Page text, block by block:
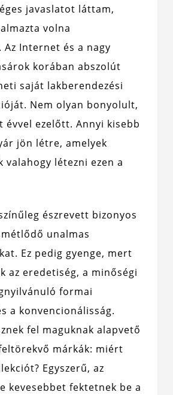
javaslatot láttam,
volna
. Az Internet és a nagy
korában abszolút
saját lakberendezési
Nem olyan bonyolult,
évvel ezelőtt. Annyi kisebb
jön létre, amelyek
valahogy létezni ezen a
észrevett bizonyos
unalmas
Ez pedig gyenge, mert
az eredetiség, a minőségi
formai
a konvencionálisság.
fel maguknak alapvető
márkák: miért
Egyszerű, az
kevesebbet fektetnek be a